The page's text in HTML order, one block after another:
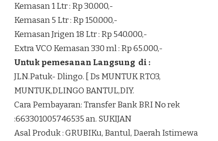
Kemasan 1 Ltr : Rp 30.000,-
Kemasan 5 Ltr : Rp 150.000,-
Kemasan Jrigen 18 Ltr : Rp 540.000,-
Extra VCO Kemasan 330 ml : Rp 65.000,-
Untuk pemesanan Langsung di :
JLN.Patuk- Dlingo. [ Ds MUNTUK RTO3,
MUNTUK,DLINGO BANTUL,DIY.
Cara Pembayaran: Transfer Bank BRI No rek
:663301005746535 an. SUKIJAN
Asal Produk : GRUBIKu, Bantul, Daerah Istimewa